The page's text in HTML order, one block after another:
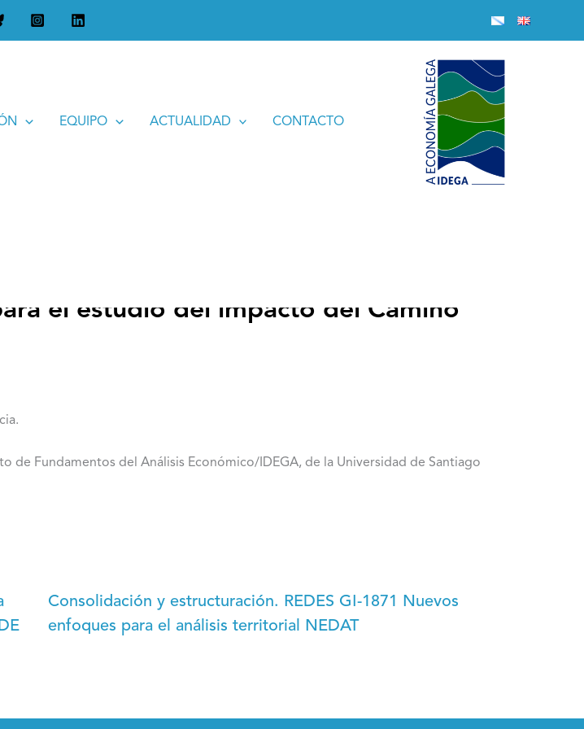
EQUIPO ACTUALIDAD CONTACTO
del Camino de Santiago la escala local
el estudio del impacto del Camino
de Fundamentos del Análisis Económico/IDEGA, de la Universidad de Santiago
Consolidación y estructuración. REDES GI-1871 Nuevos
enfoques para el análisis territorial NEDAT